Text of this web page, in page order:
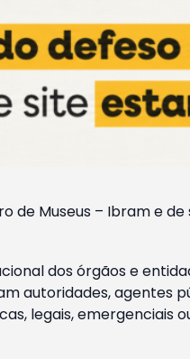
de Museus – Ibram e
dos órgãos e
autoridades, agentes
legais, emergenciais